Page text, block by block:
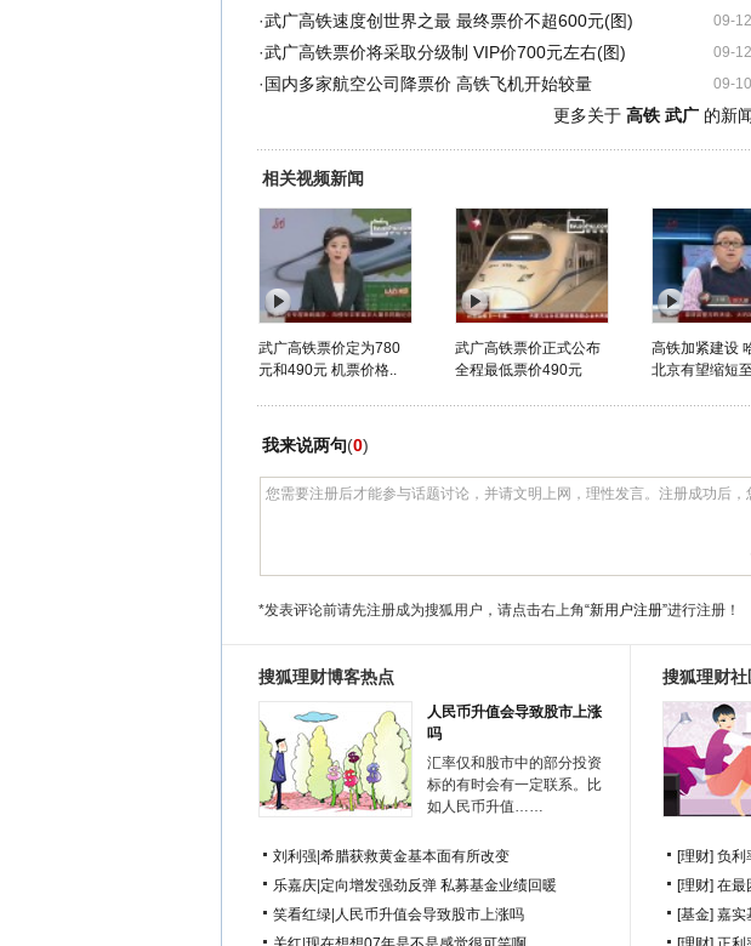
09-
·武广高铁速度创世界之最 最终票价不超600元(图)
09-
·武广高铁票价将采取分级制 VIP价700元左右(图)
09-
· 国内多家航空公司降票价 高铁飞机开始较量
更多关于 高铁 武广的新
相关视频新闻
武广高铁票价定为780
元和490元 机票价格..
武广高铁票价正式公布
全程最低票价490元
高铁加紧建设
北京有望缩短
我来说两句(0)
*发表评论前请先注册成为搜狐用户，请点击右上角“新用户注册”进行注册！
搜狐理财博客热点
人民币升值会导致股市上涨
吗
汇率仅和股市中的部分投资
标的有时会有一定联系。比
如人民币升值……
刘利强 希腊获救黄金基本面有所改变
乐嘉庆 定向增发强劲反弹 私募基金业绩回暖
笑看红绿 人民币升值会导致股市上涨吗
搜狐理财
[理财] 负利
[理财] 在最
[基金] 嘉实